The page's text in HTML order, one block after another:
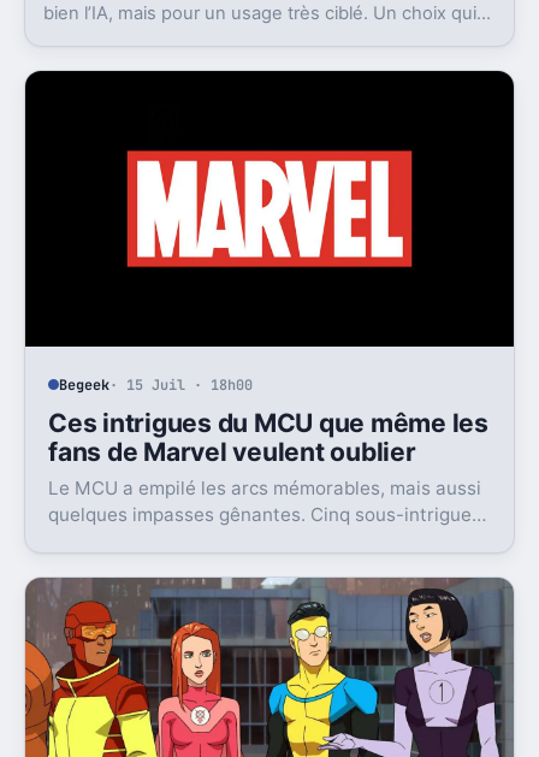
bien l’IA, mais pour un usage très ciblé. Un choix qui
Begeek· 15 Juil · 18h00
Ces intrigues du MCU que même les
fans de Marvel veulent oublier
Le MCU a empilé les arcs mémorables, mais aussi
quelques impasses gênantes. Cinq sous-intrigues